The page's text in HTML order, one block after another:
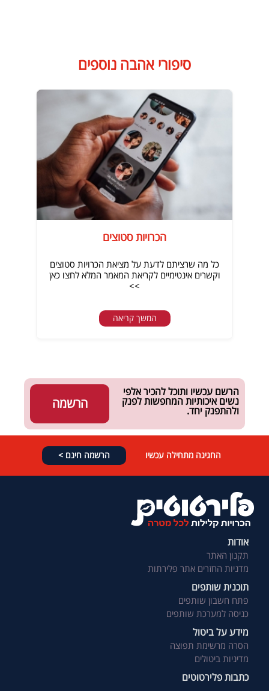
סיפורי אהבה נוספים
הכרויות סטוצים
כל מה שרציתם לדעת על מציאת הכרויות סטוצים
וקשרים אינטימיים לקריאת המאמר המלא לחצו כאן
>>
המשך קריאה
הרשמה
הרשם עכשיו ותוכל להכיר אלפי
נשים איכותיות המחפשות לפנק
ולהתפנק יחד.
החגיגה מתחילה עכשיו הרשמה חינם >
אודות
תקנון האתר
מדניות החזרים אתר פלירתות
תוכנית שותפים
פתח חשבון שותפים
כניסה למערכת שותפים
מידע על ביטול
הסרה מרשימת תפוצה
מדיניות ביטולים
כתבות פלירטוטים